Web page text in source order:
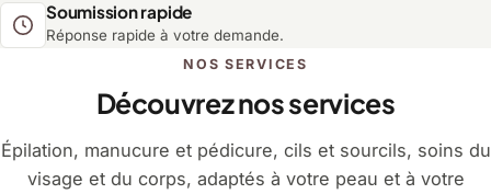
Soumission rapide
Réponse rapide à votre demande.
NOS SERVICES
Découvrez nos services
Épilation, manucure et pédicure, cils et sourcils, soins du
visage et du corps, adaptés à votre peau et à votre